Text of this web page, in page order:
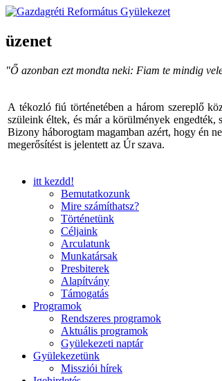
üzenet
"Ő azonban ezt mondta neki: Fiam te mindig
A tékozló fiú történetében a három szereplő
szüleink éltek, és már a körülmények engedték,
Bizony háborogtam magamban azért, hogy én
megerősítést is jelentett az Úr szava.
itt kezdd!
Bemutatkozunk
Mire számíthatsz?
Történetünk
Céljaink
Arculatunk
Munkatársak
Presbiterek
Alapítvány
Támogatás
Programok
Rendszeres programok
Aktuális programok
Gyülekezeti naptár
Gyülekezetünk
Missziói hírek